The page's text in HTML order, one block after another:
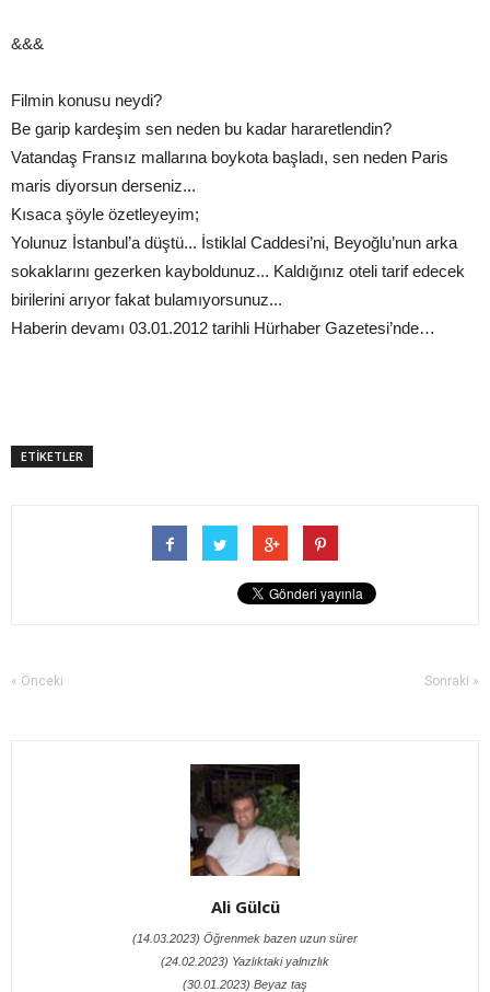
&&&
Filmin konusu neydi?
Be garip kardeşim sen neden bu kadar hararetlendin?
Vatandaş Fransız mallarına boykota başladı, sen neden Paris
maris diyorsun derseniz...
Kısaca şöyle özetleyeyim;
Yolunuz İstanbul’a düştü... İstiklal Caddesi’ni, Beyoğlu’nun arka
sokaklarını gezerken kayboldunuz... Kaldığınız oteli tarif edecek
birilerini arıyor fakat bulamıyorsunuz...
Haberin devamı 03.01.2012 tarihli Hürhaber Gazetesi’nde…
ETİKETLER
« Önceki Sonraki »
Ali Gülcü
(14.03.2023) Öğrenmek bazen uzun sürer
(24.02.2023) Yazlıktaki yalnızlık
(30.01.2023) Beyaz taş